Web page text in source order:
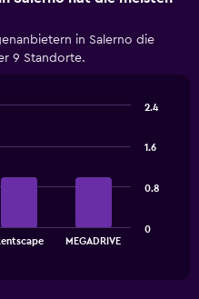
in Salerno die
9 Standorte.
MEGADRIVE
0
0.8
1.6
2.4